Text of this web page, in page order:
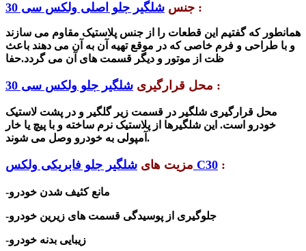
جنس شلگیر جلو اصلی ولکس سی 30 :
همانطور که گفتیم این قطعات را از جنس پلاستیک مقاوم می سازند
و با طراحی و فرم خاصی که در موقع تهیه آن به آن می دهند باعث
حفاظت از موتور و دیگر قسمت های آن می گردد.
محل قرارگیری شلگیر جلو ولکس سی 30 :
محل قرارگیری شلگیر در قسمت زیر گلگیر و در پشت لاستیک
خودرو است. این شلگیرها از پلاستیک نرم ساخته و با پیچ یا خار
آمپولی به خودرو وصل می شوند.
مزیت های شلگیر جلو فابریکی ولکس C30 :
-مانع کثیف شدن خودرو
-زیبایی بدنه خودرو